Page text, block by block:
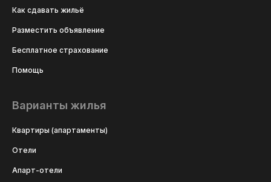
Как сдавать жильё
Разместить объявление
Бесплатное страхование
Помощь
Варианты жилья
Квартиры (апартаменты)
Отели
Апарт-отели